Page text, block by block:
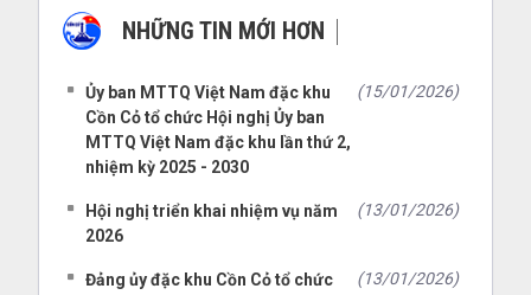
NHỮNG TIN MỚI HƠN
Ủy ban MTTQ Việt Nam đặc khu
Cồn Cỏ tổ chức Hội nghị Ủy ban
MTTQ Việt Nam đặc khu lần thứ 2,
nhiệm kỳ 2025 - 2030
(15/01/2026)
Hội nghị triển khai nhiệm vụ năm
2026
(13/01/2026)
Đảng ủy đặc khu Cồn Cỏ tổ chức (13/01/2026)